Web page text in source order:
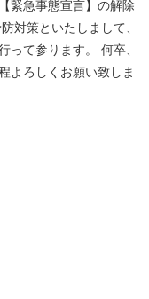
緊急事態宣言】の解除
対策といたしまして、
って参ります。 何卒、
よろしくお願い致しま